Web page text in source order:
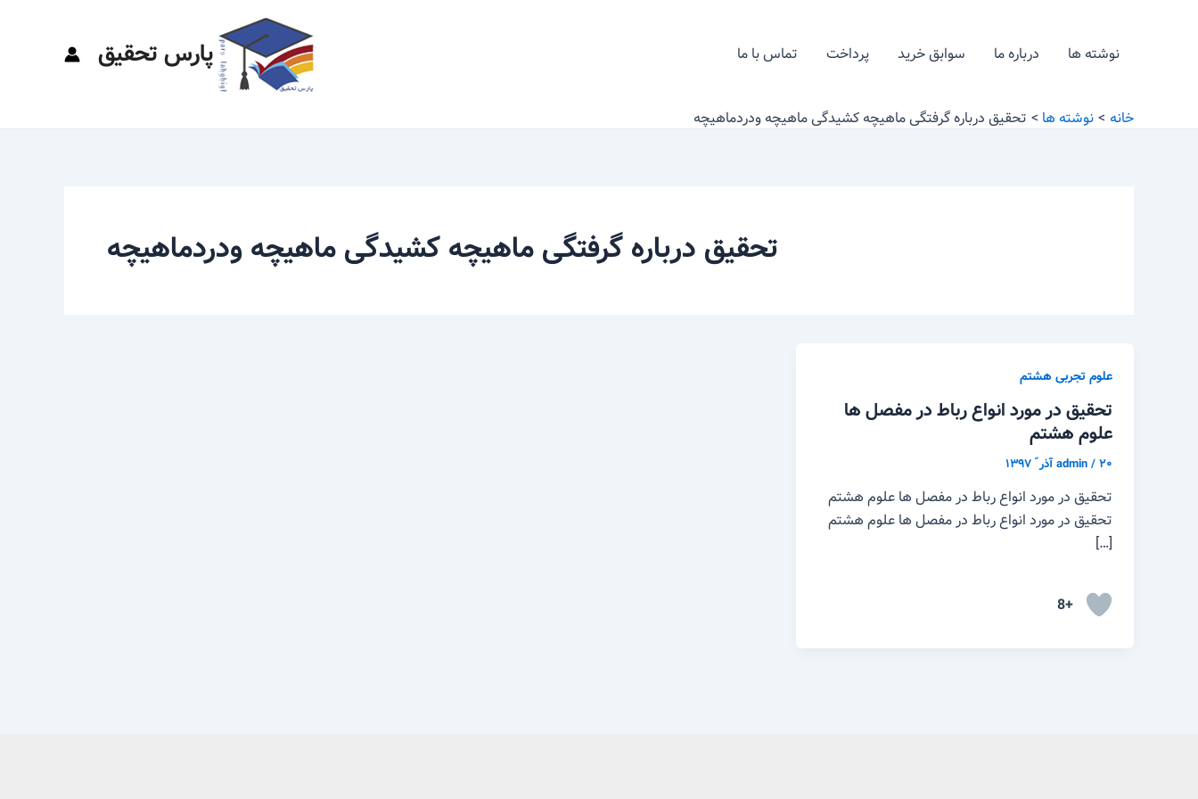
نوشته ها درباره ما سوابق خرید پرداخت تماس با ما پارس تحقیق
خانه نوشته ها تحقیق درباره گرفتگی ماهیچه کشیدگی ماهیچه ودردماهیچه
تحقیق درباره گرفتگی ماهیچه کشیدگی ماهیچه ودردماهیچه
علوم تجربی هشتم
تحقیق در مورد انواع رباط در مفصل ها
علوم هشتم
admin/۲۰ آذر ّ ۱۳۹۷
تحقیق در مورد انواع رباط در مفصل ها علوم هشتم
تحقیق در مورد انواع رباط در مفصل ها علوم هشتم
[…]
+8